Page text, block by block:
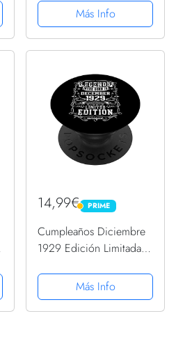
Unidos 1929 93
cumpleaños PopSockets
PopGrip Intercambiable
Más Info
14,99€ PRIME
PRIME
Cumpleaños Diciembre
1929 Edición Limitada
PopSockets PopGrip
Intercambiable
Más Info